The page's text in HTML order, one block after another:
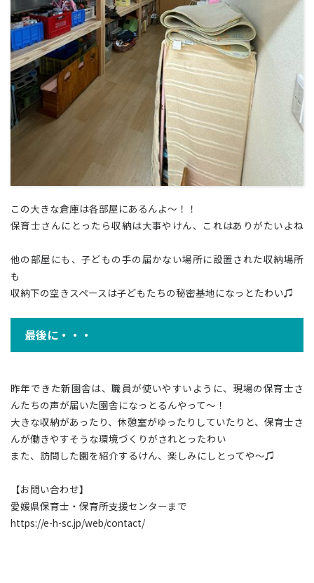
この大きな倉庫は各部屋にあるんよ～！！
保育士さんにとったら収納は大事やけん、これはありがたいよね
他の部屋にも、子どもの手の届かない場所に設置された収納場所
も✨
収納下の空きスペースは子どもたちの秘密基地になっとたわい♫
最後に・・・
昨年できた新園舎は、職員が使いやすいように、現場の保育士さ
んたちの声が届いた園舎になっとるんやって～！
大きな収納があったり、休憩室がゆったりしていたりと、保育士さ
んが働きやすそうな環境づくりがされとったわい😊
また、訪問した園を紹介するけん、楽しみにしとってや～♫
【お問い合わせ】
愛媛県保育士・保育所支援センターまで
https://e-h-sc.jp/web/contact/